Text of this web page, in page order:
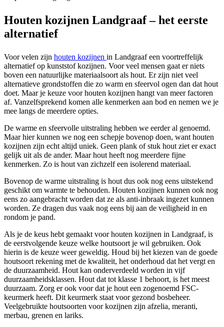
Houten kozijnen Landgraaf – het eerste
alternatief
Voor velen zijn houten kozijnen in Landgraaf een voortreffelijk
alternatief op kunststof kozijnen. Voor veel mensen gaat er niets
boven een natuurlijke materiaalsoort als hout. Er zijn niet veel
alternatieve grondstoffen die zo warm en sfeervol ogen dan dat hout
doet. Maar je keuze voor houten kozijnen hangt van meer factoren
af. Vanzelfsprekend komen alle kenmerken aan bod en nemen we je
mee langs de meerdere opties.
De warme en sfeervolle uitstraling hebben we eerder al genoemd.
Maar hier kunnen we nog een schepje bovenop doen, want houten
kozijnen zijn echt altijd uniek. Geen plank of stuk hout ziet er exact
gelijk uit als de ander. Maar hout heeft nog meerdere fijne
kenmerken. Zo is hout van zichzelf een isolerend materiaal.
Bovenop de warme uitstraling is hout dus ook nog eens uitstekend
geschikt om warmte te behouden. Houten kozijnen kunnen ook nog
eens zo aangebracht worden dat ze als anti-inbraak ingezet kunnen
worden. Ze dragen dus vaak nog eens bij aan de veiligheid in en
rondom je pand.
Als je de keus hebt gemaakt voor houten kozijnen in Landgraaf, is
de eerstvolgende keuze welke houtsoort je wil gebruiken. Ook
hierin is de keuze weer geweldig. Houd bij het kiezen van de goede
houtsoort rekening met de kwaliteit, het onderhoud dat het vergt en
de duurzaamheid. Hout kan onderverdeeld worden in vijf
duurzaamheidsklassen. Hout dat tot klasse 1 behoort, is het meest
duurzaam. Zorg er ook voor dat je hout een zogenoemd FSC-
keurmerk heeft. Dit keurmerk staat voor gezond bosbeheer.
Veelgebruikte houtsoorten voor kozijnen zijn afzelia, meranti,
merbau, grenen en lariks.